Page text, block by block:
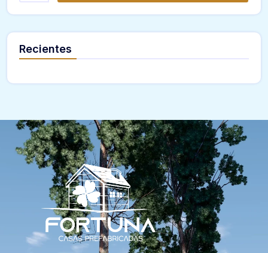
Recientes